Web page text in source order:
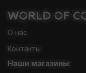
О нас
Контакты
Наши магазины: